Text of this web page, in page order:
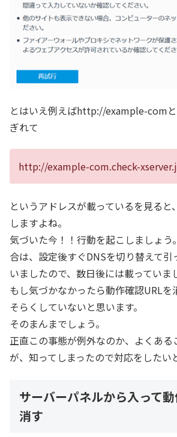
とはいえ例えばhttp://example-com
ぎれて
http://example-com.check-
というアドレスが載っているを見ると
しますよね。
気づいた今！！行動を起こしましょう
合は、設定後すぐDNSを切り替えて引
いましたので、数日後には載っていま
もし気づかなかったら動作確認URLを
そらくしていないと思います。
そのまんまでしょう。
正直この事態が例外なのか、よくある
が、知ってしまったので対応をしたい
サーバーパネルから入って
消す